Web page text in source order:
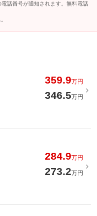
話番号が通知されます。無料電話
359.9万円
346.5万円
284.9万円
273.2万円